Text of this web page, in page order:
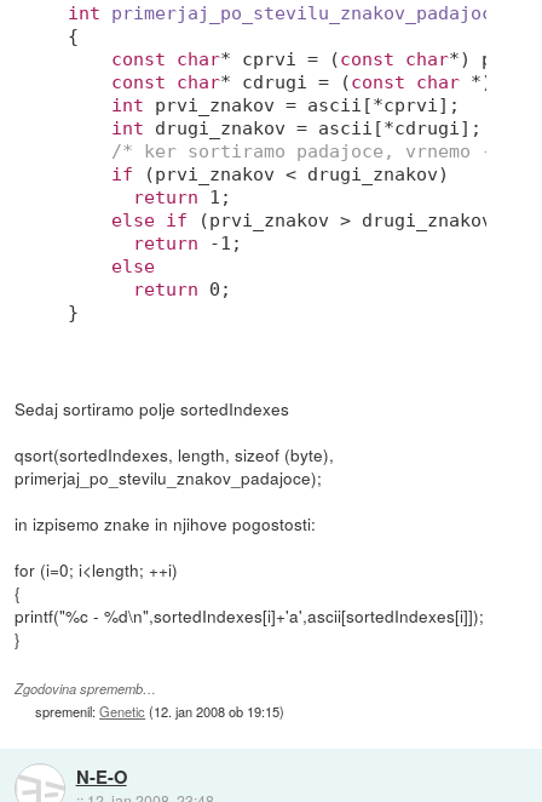
int primerjaj_po_stevilu_znakov_padajoce
{
const
char* cprvi = (const char*) prvi;
const
char* cdrugi = (const char *)
int prvi_znakov = ascii[*cprvi];
int drugi_znakov = ascii[*cdrugi];
/* ker sortiramo padajoce, vrnemo -1,
if (prvi_znakov < drugi_znakov)
return
1 ;
else if (prvi_znakov > drugi_znakov)
return
-1 ;
else
return
0 ;
Sedaj sortiramo polje sortedIndexes
qsort(sortedIndexes, length, sizeof (byte),
primerjaj_po_stevilu_znakov_padajoce);
in izpisemo znake in njihove pogostosti:
for (i=0; i<length; ++i)
{
printf("%c - %d\n",sortedIndexes[i]+'a',ascii[sortedIndexes[i]]);
}
Zgodovina sprememb…
spremenil:Genetic (12. jan 2008 ob 19:15)
N-E-O